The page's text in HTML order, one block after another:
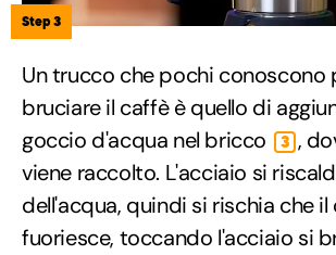
Step 3
Un trucco che pochi conoscono
bruciare il caffè è quello di
goccio d'acqua nel bricco
3 ,
viene raccolto. L'acciaio si
dell'acqua, quindi si rischia che
fuoriesce, toccando l'acciaio si